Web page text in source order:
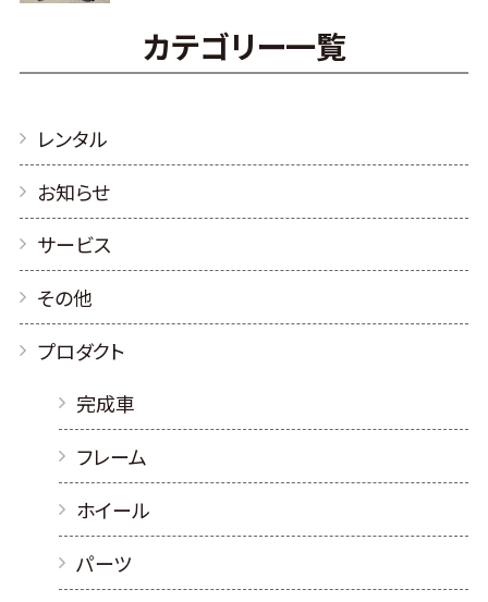
カテゴリー一覧
レンタル
お知らせ
サービス
その他
プロダクト
完成車
フレーム
ホイール
パーツ